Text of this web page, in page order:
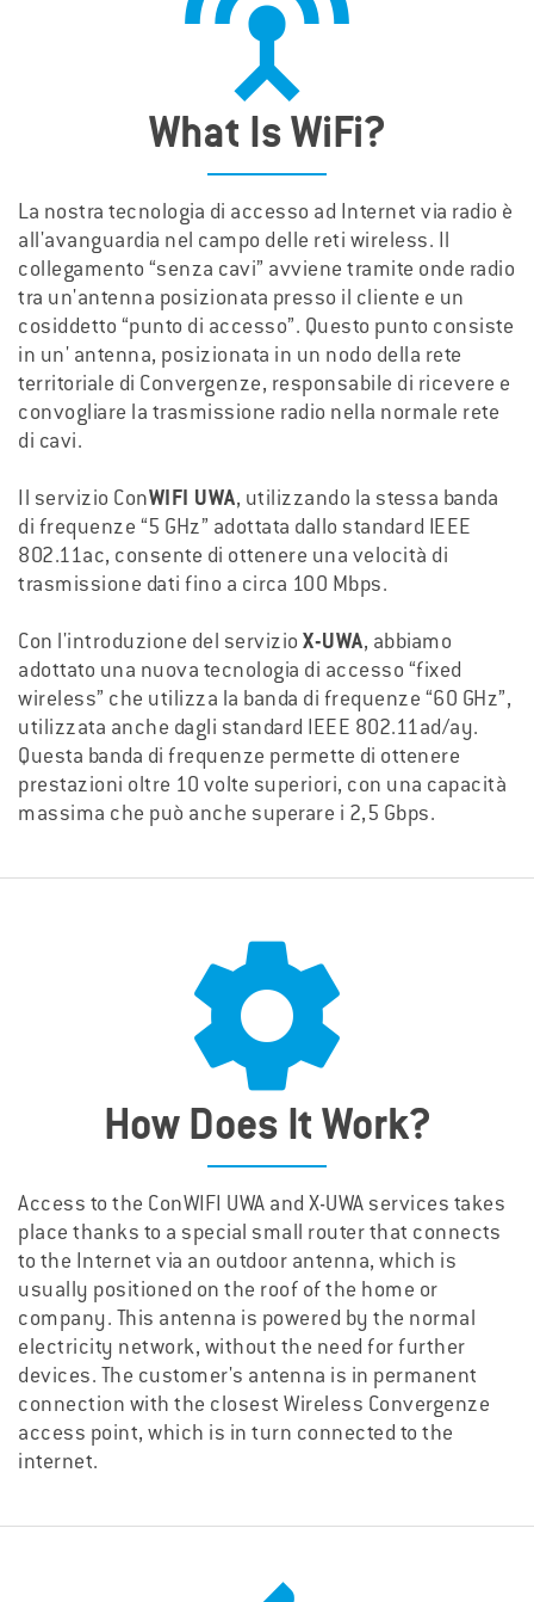
What Is WiFi?
La nostra tecnologia di accesso ad Internet via radio è
all'avanguardia nel campo delle reti wireless. Il
collegamento “senza cavi” avviene tramite onde radio
tra un'antenna posizionata presso il cliente e un
cosiddetto “punto di accesso”. Questo punto consiste
in un' antenna, posizionata in un nodo della rete
territoriale di Convergenze, responsabile di ricevere e
convogliare la trasmissione radio nella normale rete
di cavi.
Il servizio ConWIFI UWA, utilizzando la stessa banda
di frequenze “5 GHz” adottata dallo standard IEEE
802.11ac, consente di ottenere una velocità di
trasmissione dati fino a circa 100 Mbps.
Con l'introduzione del servizio X-UWA, abbiamo
adottato una nuova tecnologia di accesso “fixed
wireless” che utilizza la banda di frequenze “60 GHz”,
utilizzata anche dagli standard IEEE 802.11ad/ay.
Questa banda di frequenze permette di ottenere
prestazioni oltre 10 volte superiori, con una capacità
massima che può anche superare i 2,5 Gbps.
settings
How Does It Work?
Access to the ConWIFI UWA and X-UWA services takes
place thanks to a special small router that connects
to the Internet via an outdoor antenna, which is
usually positioned on the roof of the home or
company. This antenna is powered by the normal
electricity network, without the need for further
devices. The customer's antenna is in permanent
connection with the closest Wireless Convergenze
access point, which is in turn connected to the
internet.